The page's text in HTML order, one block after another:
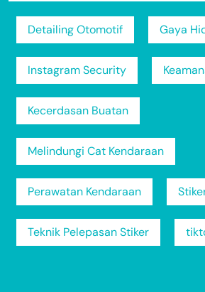
Detailing Otomotif Gaya
Instagram Security
Kecerdasan Buatan
Melindungi Cat Kendaraan
Perawatan Kendaraan
Teknik Pelepasan Stiker